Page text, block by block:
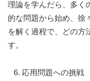
理論を学んだら、多く
的な問題から始め、徐
を解く過程で、どの方
す。
応用問題への挑戦